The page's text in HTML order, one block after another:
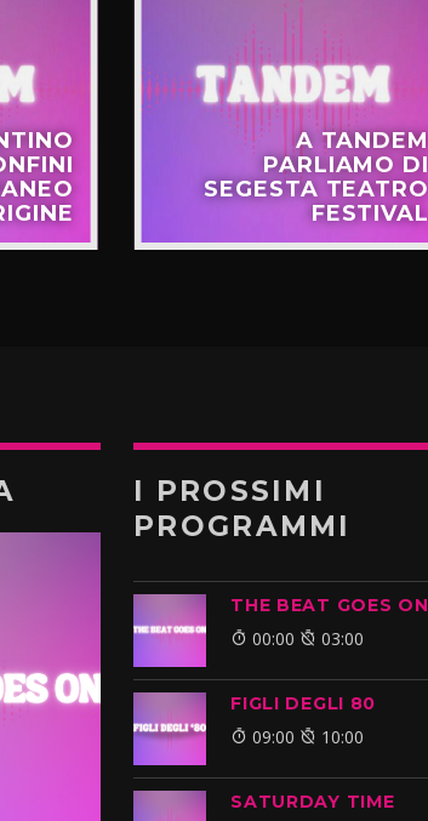
A TANDEM
PARLIAMO DI
SEGESTA TEATRO
FESTIVAL
I PROSSIMI
PROGRAMMI
THE BEAT GOES ON
00:00 03:00
FIGLI DEGLI 80
09:00 10:00
SATURDAY TIME